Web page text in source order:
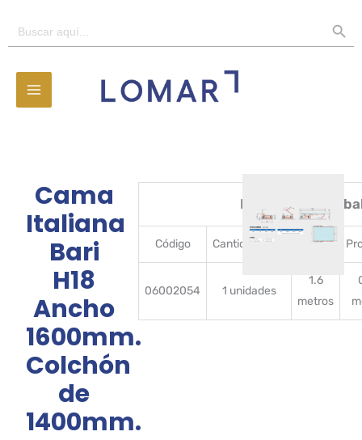
Buscar:
Cama
Italiana
Bari
H18
Ancho
1600mm.
Colchón
de
1400mm.
Detalles del
Código CantidadBulto Ancho
06002054 1 unidades
1.6
metros